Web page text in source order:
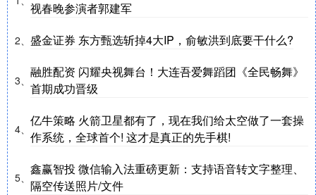
视春晚参演者郭建军
2、 盛金证券 东方甄选斩掉4大IP，俞敏洪到底要干什么?
3、
融胜配资 闪耀央视舞台！大连吾爱舞蹈团《全民畅舞》
首期成功晋级
4、
亿牛策略 火箭卫星都有了，现在我们给太空做了一套操
作系统，全球首个! 这才是真正的先手棋!
5、
鑫赢智投 微信输入法重磅更新：支持语音转文字整理、
隔空传送照片/文件